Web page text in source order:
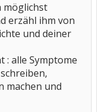
möglichst
erzähl ihm von
und deiner
: alle Symptome
machen und